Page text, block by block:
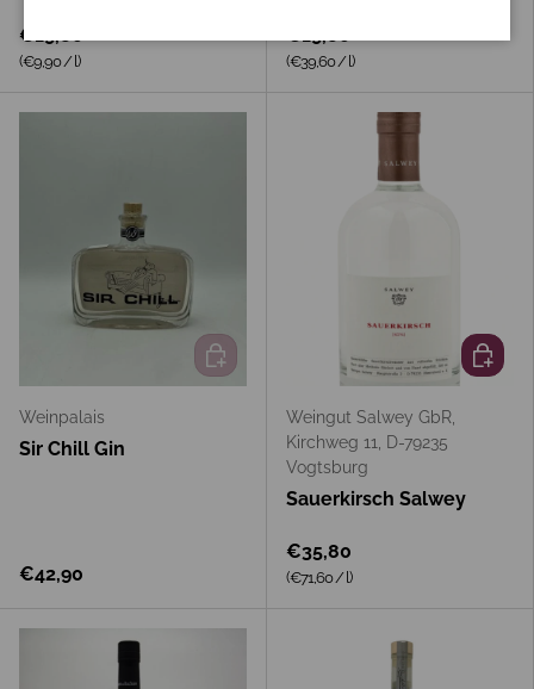
€19,80
Grundpreis
(€9,90/l) Grundpreis
(€39,60/l)
Weinpalais
Sir Chill Gin
€42,90
In den Warenkorb
Weingut Salwey GbR,
Kirchweg 11, D-79235
Vogtsburg
Sauerkirsch Salwey
€35,80
Grundpreis
(€71,60/l)
In den